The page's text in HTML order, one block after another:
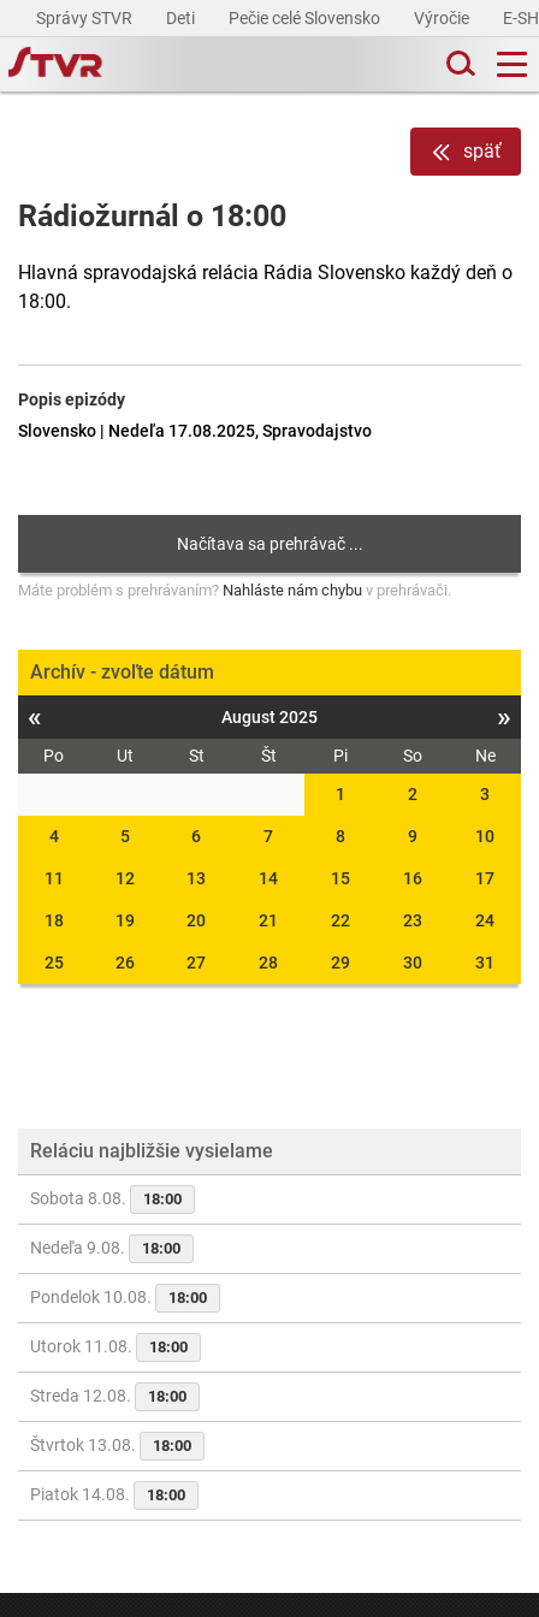
Správy STVR Deti Pečie celé Slovensko Výročie E-
späť
Rádiožurnál o 18:00
Hlavná spravodajská relácia Rádia Slovensko každý deň o
18:00.
Popis epizódy
Slovensko | Nedeľa 17.08.2025, Spravodajstvo
Máte problém s prehrávaním? Nahláste nám chybu v prehrávači.
Archív - zvoľte dátum
« August 2025 »
Po Ut St Št Pi So
Ne
1
2 3
4 5 6 7 8 9 10
11 12 13 14 15 16 17
18 19 20 21 22 23 24
25 26 27 28 29 30 31
Reláciu najbližšie vysielame
Sobota 8.08. 18:00
Nedeľa 9.08. 18:00
Pondelok 10.08. 18:00
Utorok 11.08. 18:00
Streda 12.08. 18:00
Štvrtok 13.08. 18:00
Piatok 14.08. 18:00